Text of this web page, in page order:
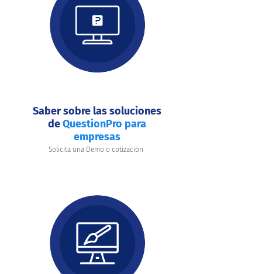
buscando
hacer
Saber sobre las soluciones
deQuestionPro para
empresas
Solicita una Demo o cotización